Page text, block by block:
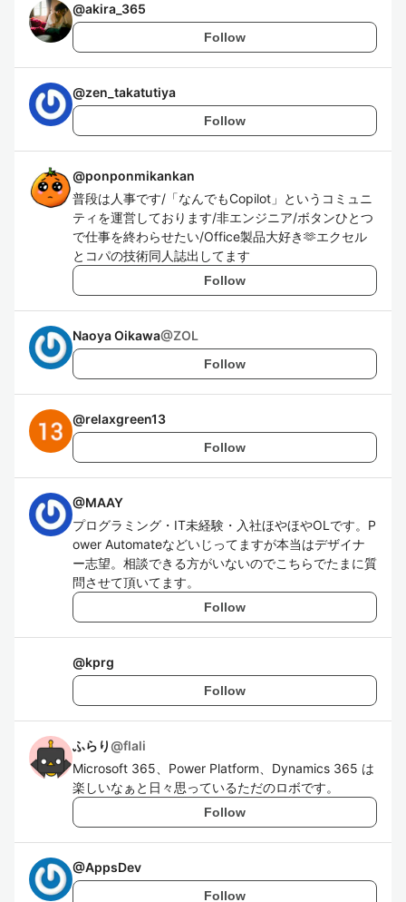
@akira_365
Follow
@zen_takatutiya
Follow
@ponponmikankan
普段は人事です/「なんでもCopilot」というコミュニ
ティを運営しております/非エンジニア/ボタンひとつ
で仕事を終わらせたい/Office製品大好き🫶エクセル
とコパの技術同人誌出してます
Follow
Naoya Oikawa@ZOL
Follow
@relaxgreen13
Follow
@MAAY
プログラミング・IT未経験・入社ほやほやOLです。P
ower Automateなどいじってますが本当はデザイナ
ー志望。相談できる方がいないのでこちらでたまに質
問させて頂いてます。
Follow
@kprg
Follow
ふらり@flali
Microsoft 365、Power Platform、Dynamics 365 は
楽しいなぁと日々思っているただのロボです。
Follow
@AppsDev
Follow